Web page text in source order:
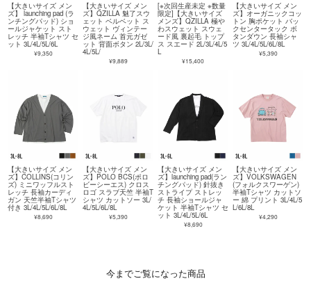
【大きいサイズ メン
ズ】 launching pad (ラ
ンチングパッド) ショ
ールジャケット スト
レッチ 半袖Tシャツ セ
ット 3L/4L/5L/6L
¥9,350
【大きいサイズ メン
ズ】QZILLA 魅了スウ
ェット ベルベット ス
ウェット ヴィンテー
ジ風ネーム 首元ガゼ
ット 背面ボタン 2L/3L/
4L/5L/
¥9,889
[※次回生産未定 ※数量
限定]【大きいサイズ
メンズ】QZILLA 極や
わスウェット スウェ
ード風 裏起毛 トップ
ス スエード 2L/3L/4L/5
L
¥15,400
【大きいサイズ メン
ズ】オーガニックコッ
トン 胸ポケット バッ
クセンタータック ボ
タンダウン 長袖シャ
ツ 3L/4L/5L/6L/8L
¥5,390
【大きいサイズ メン
ズ】COLLINS(コリン
ズ) ミニワッフルスト
レッチ 長袖カーディ
ガン 天竺半袖Tシャツ
付き 3L/4L/5L/6L/8L
¥8,690
【大きいサイズ メン
ズ】POLO BCS(ポロ
ビーシーエス) クロス
ロゴ スラブ天竺 半袖T
シャツ カットソー 3L/
4L/5L/6L/8L
¥5,390
【大きいサイズ メン
ズ】launching pad(ラン
チングパッド) 針抜き
ストライプ ストレッ
チ 長袖ショールジャ
ケット 半袖Tシャツ セ
ット 3L/4L/5L/6L
¥8,690
【大きいサイズ メン
ズ】VOLKSWAGEN
(フォルクスワーゲン)
半袖Tシャツ カットソ
ー 綿 プリント 3L/4L/5
L/6L/8L
¥4,290
今までご覧になった商品